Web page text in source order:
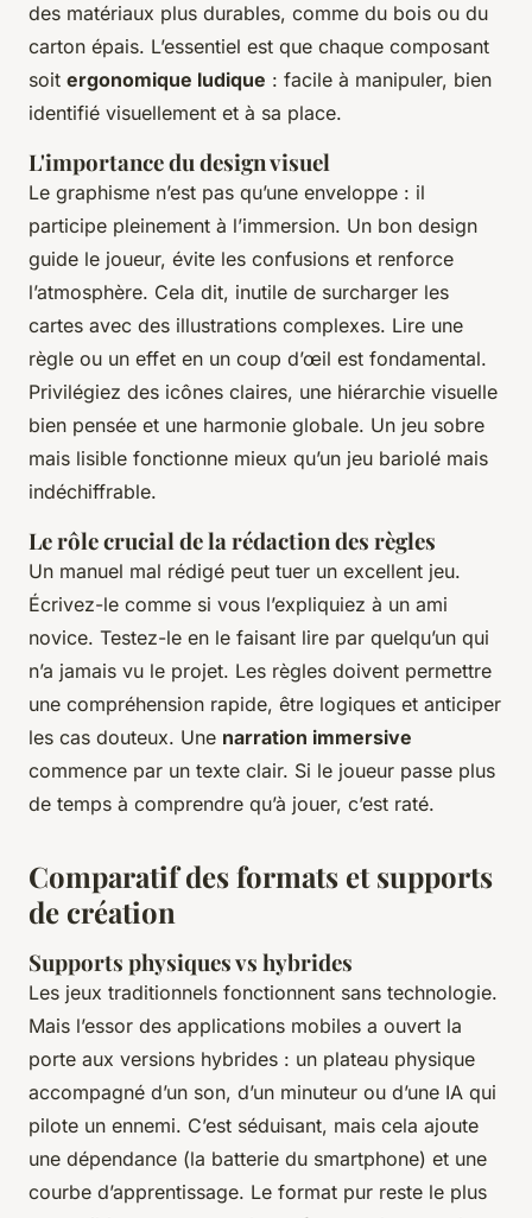
des matériaux plus durables, comme du bois ou du
carton épais. L’essentiel est que chaque composant
soit ergonomique ludique : facile à manipuler, bien
identifié visuellement et à sa place.
L'importance du design visuel
Le graphisme n’est pas qu’une enveloppe : il
participe pleinement à l’immersion. Un bon design
guide le joueur, évite les confusions et renforce
l’atmosphère. Cela dit, inutile de surcharger les
cartes avec des illustrations complexes. Lire une
règle ou un effet en un coup d’œil est fondamental.
Privilégiez des icônes claires, une hiérarchie visuelle
bien pensée et une harmonie globale. Un jeu sobre
mais lisible fonctionne mieux qu’un jeu bariolé mais
indéchiffrable.
Le rôle crucial de la rédaction des règles
Un manuel mal rédigé peut tuer un excellent jeu.
Écrivez-le comme si vous l’expliquiez à un ami
novice. Testez-le en le faisant lire par quelqu’un qui
n’a jamais vu le projet. Les règles doivent permettre
une compréhension rapide, être logiques et anticiper
les cas douteux. Une narration immersive
commence par un texte clair. Si le joueur passe plus
de temps à comprendre qu’à jouer, c’est raté.
Comparatif des formats et supports
de création
Supports physiques vs hybrides
Les jeux traditionnels fonctionnent sans technologie.
Mais l’essor des applications mobiles a ouvert la
porte aux versions hybrides : un plateau physique
accompagné d’un son, d’un minuteur ou d’une IA qui
pilote un ennemi. C’est séduisant, mais cela ajoute
une dépendance (la batterie du smartphone) et une
courbe d’apprentissage. Le format pur reste le plus